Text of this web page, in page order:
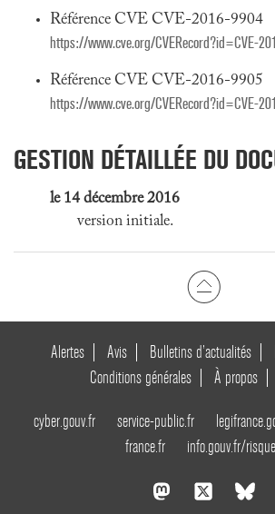
Référence CVE CVE-2016-9904
https://www.cve.org/CVERecord?id=CVE-
Référence CVE CVE-2016-9905
https://www.cve.org/CVERecord?id=CVE-
GESTION DÉTAILLÉE DU
le 14 décembre 2016
version initiale.
Alertes Avis Bulletins d’actualités
Conditions générales
À propos
cyber.gouv.fr service-public.fr
france.fr
info.gouv.fr/